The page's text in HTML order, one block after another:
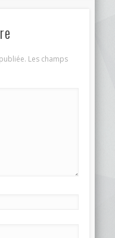
Les champs